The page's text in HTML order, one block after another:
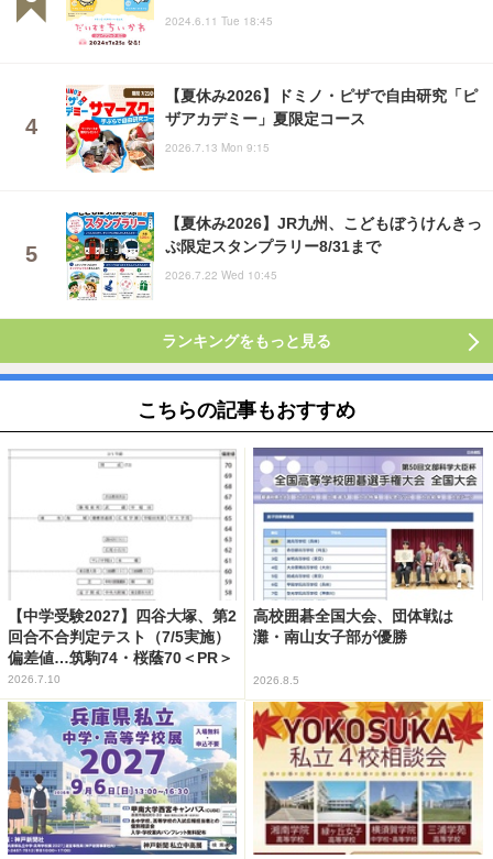
2024.6.11 Tue 18:45
【夏休み2026】ドミノ・ピザで自由研究「ピ
ザアカデミー」夏限定コース
2026.7.13 Mon 9:15
【夏休み2026】JR九州、こどもぼうけんきっ
ぷ限定スタンプラリー8/31まで
2026.7.22 Wed 10:45
ランキングをもっと見る
こちらの記事もおすすめ
【中学受験2027】四谷大塚、第2
回合不合判定テスト（7/5実施）
偏差値…筑駒74・桜蔭70＜PR＞
2026.7.10
高校囲碁全国大会、団体戦は
灘・南山女子部が優勝
2026.8.5